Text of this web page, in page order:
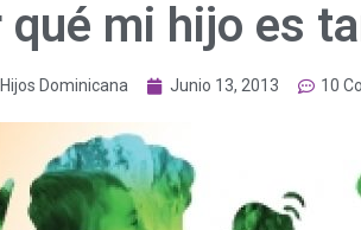
qué mi hijo es
Dominicana Junio 13, 2013 10